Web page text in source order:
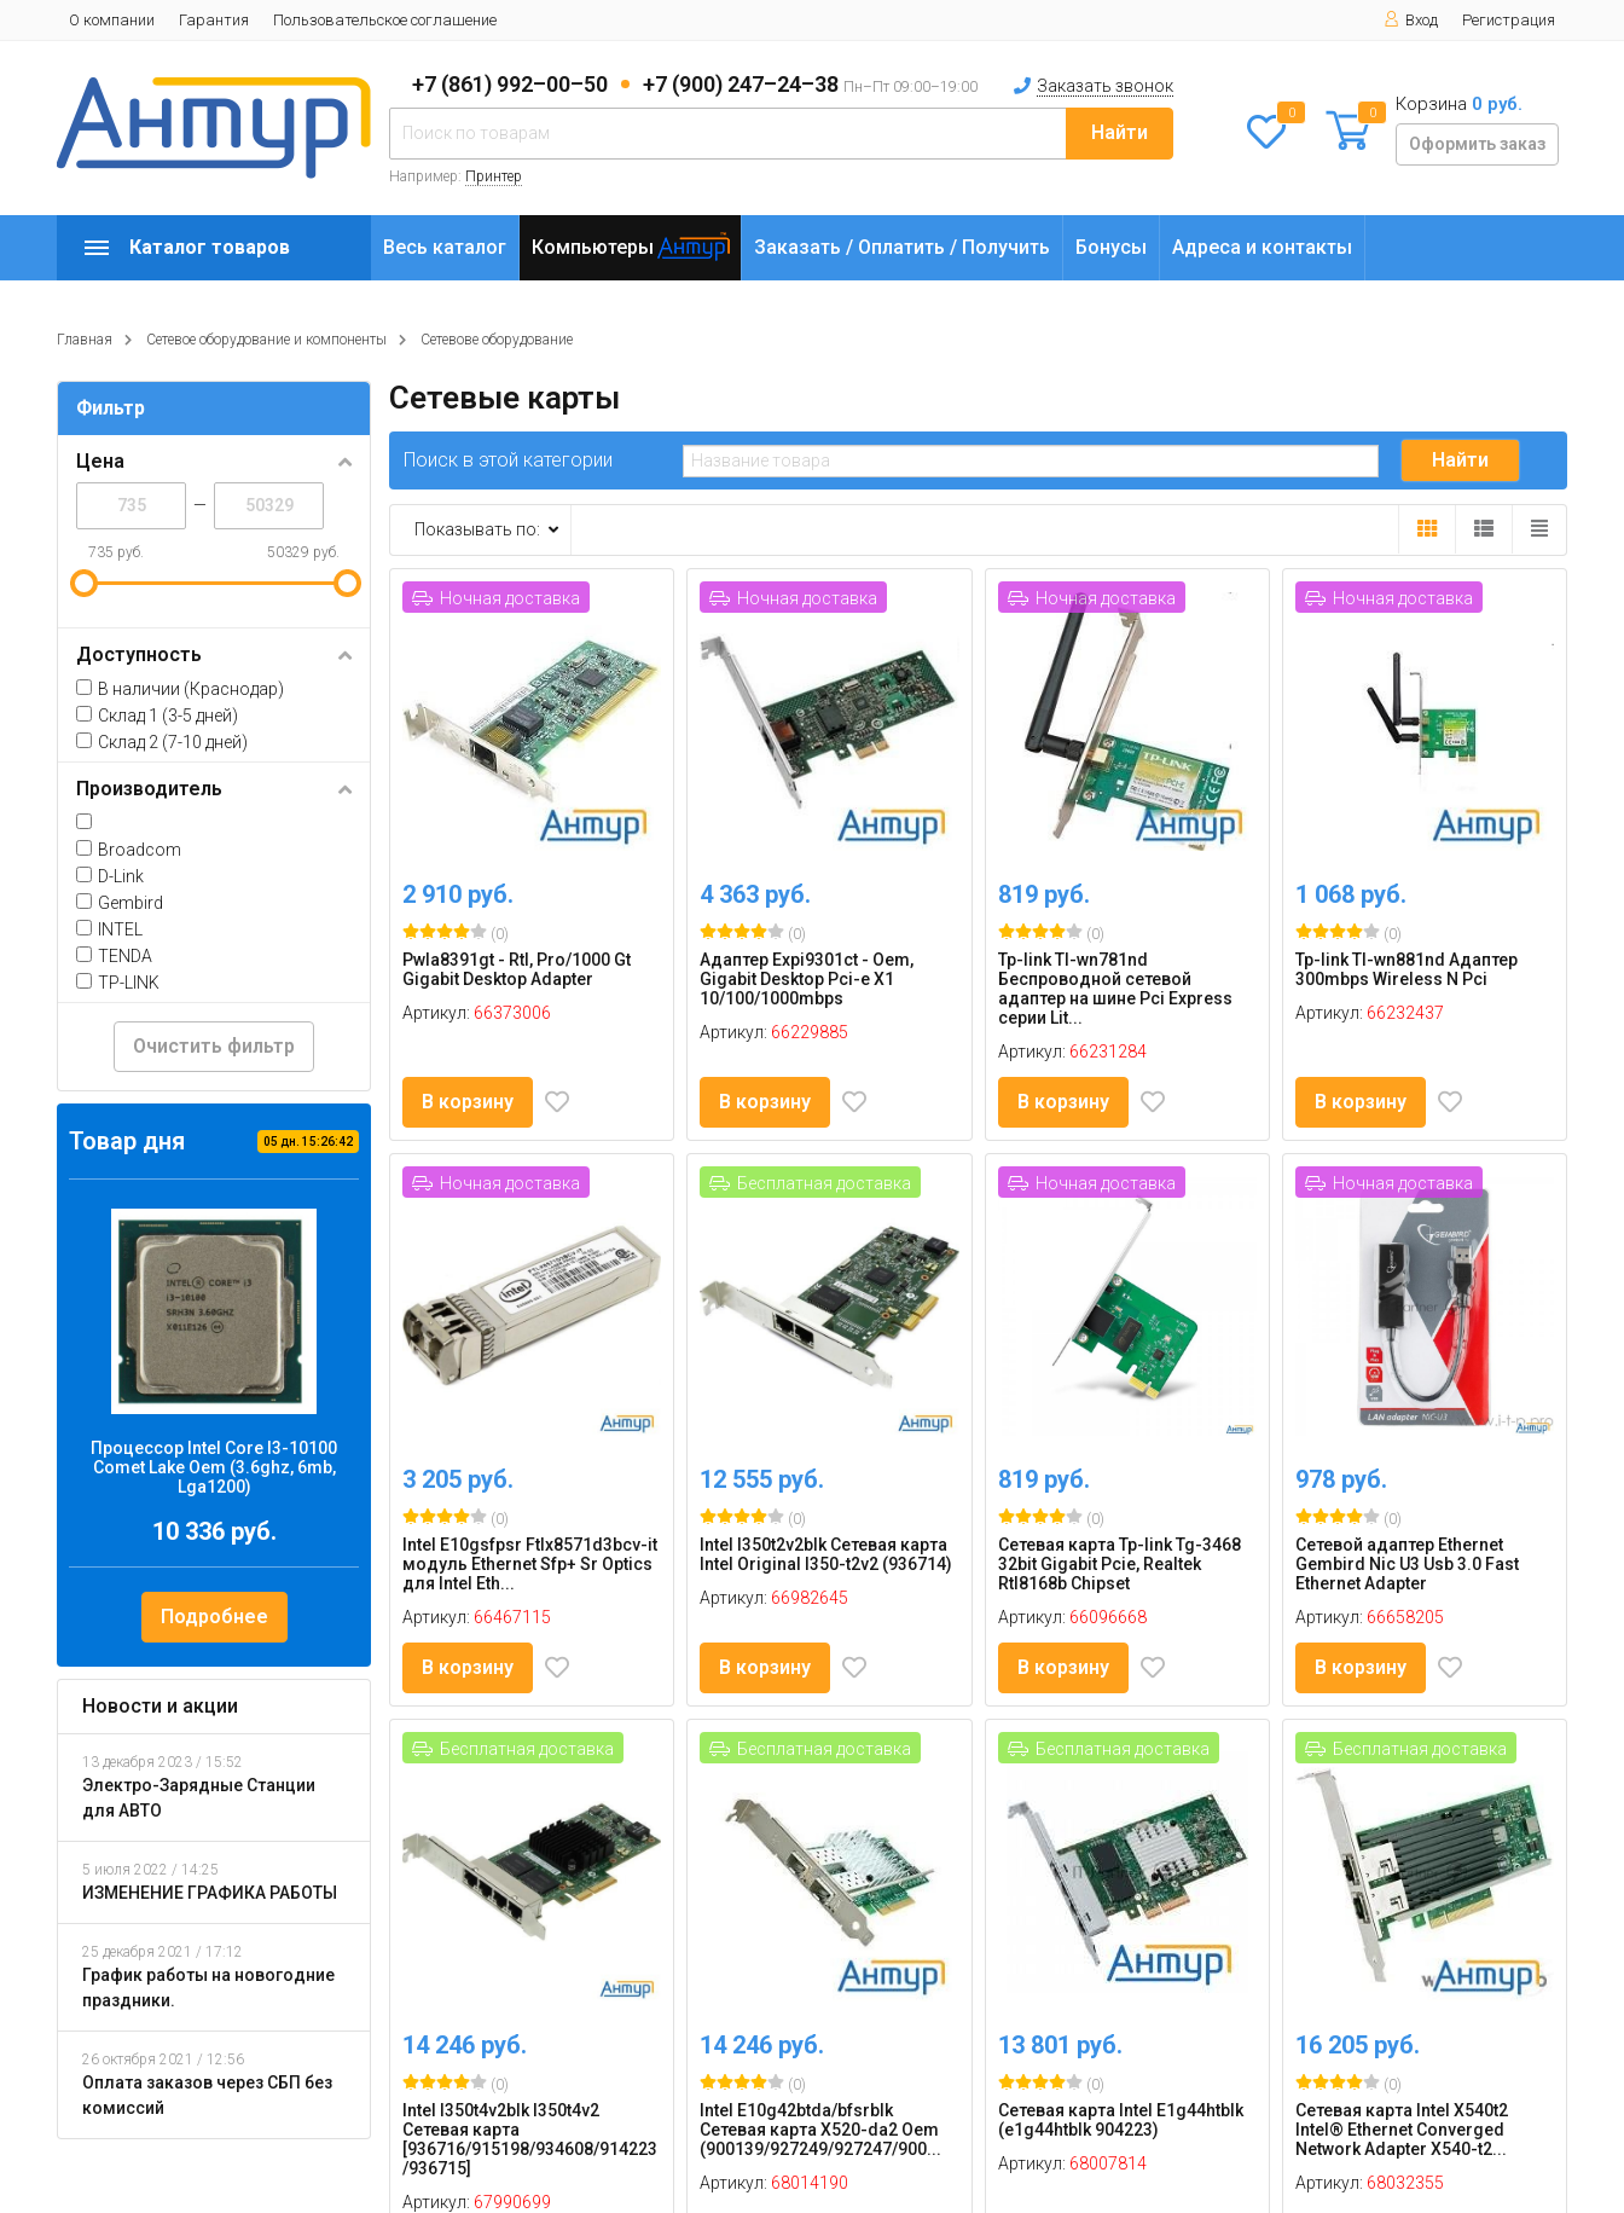
О компании Гарантия Пользовательское соглашение Вход Регистрация
+7 (861) 992–00–50 +7 (900) 247–24–38 Пн–Пт 09:00–19:00 Заказать звонок
Найти
Например: Принтер
0 0 Корзина 0 руб.
Оформить заказ
Каталог товаров Весь каталог Компьютеры Заказать / Оплатить / Получить Бонусы Адреса и контакты
Главная Сетевое оборудование и компоненты Сетевове оборудование
Фильтр
Цена
—
735 руб. 50329 руб.
Доступность
В наличии (Краснодар)
Склад 1 (3-5 дней)
Склад 2 (7-10 дней)
Производитель
Broadcom
D-Link
Gembird
INTEL
TENDA
TP-LINK
Очистить фильтр
Товар дня 05 дн. 15:26:41
Процессор Intel Core I3-10100
Comet Lake Oem (3.6ghz, 6mb,
Lga1200)
10 336 руб.
Подробнее
Новости и акции
13 декабря 2023 / 15:52
Электро-Зарядные Станции
для АВТО
5 июля 2022 / 14:25
ИЗМЕНЕНИЕ ГРАФИКА РАБОТЫ
25 декабря 2021 / 17:12
График работы на новогодние
праздники.
26 октября 2021 / 12:56
Оплата заказов через СБП без
комиссий
Сетевые карты
Поиск в этой категории
Показывать по:
Ночная доставка
2 910 руб.
(0)
Pwla8391gt - Rtl, Pro/1000 Gt
Gigabit Desktop Adapter
Артикул: 66373006
В корзину
Ночная доставка
4 363 руб.
(0)
Адаптер Expi9301ct - Oem,
Gigabit Desktop Pci-e X1
10/100/1000mbps
Артикул: 66229885
В корзину
Ночная доставка
819 руб.
(0)
Tp-link Tl-wn781nd
Беспроводной сетевой
адаптер на шине Pci Express
серии Lit...
Артикул: 66231284
В корзину
Ночная доставка
1 068 руб.
(0)
Tp-link Tl-wn881nd Адаптер
300mbps Wireless N Pci
Артикул: 66232437
В корзину
Ночная доставка
3 205 руб.
(0)
Intel E10gsfpsr Ftlx8571d3bcv-it
модуль Ethernet Sfp+ Sr Optics
для Intel Eth...
Артикул: 66467115
В корзину
Бесплатная доставка
12 555 руб.
(0)
Intel I350t2v2blk Сетевая карта
Intel Original I350-t2v2 (936714)
Артикул: 66982645
В корзину
Ночная доставка
819 руб.
(0)
Сетевая карта Tp-link Tg-3468
32bit Gigabit Pcie, Realtek
Rtl8168b Chipset
Артикул: 66096668
В корзину
Ночная доставка
978 руб.
(0)
Сетевой адаптер Ethernet
Gembird Nic U3 Usb 3.0 Fast
Ethernet Adapter
Артикул: 66658205
В корзину
Бесплатная доставка
14 246 руб.
(0)
Intel I350t4v2blk I350t4v2
Сетевая карта
[936716/915198/934608/914223
/936715]
Артикул: 67990699
Бесплатная доставка
14 246 руб.
(0)
Intel E10g42btda/bfsrblk
Сетевая карта X520-da2 Oem
(900139/927249/927247/900...
Артикул: 68014190
Бесплатная доставка
13 801 руб.
(0)
Сетевая карта Intel E1g44htblk
(e1g44htblk 904223)
Артикул: 68007814
Бесплатная доставка
16 205 руб.
(0)
Сетевая карта Intel X540t2
Intel® Ethernet Converged
Network Adapter X540-t2...
Артикул: 68032355